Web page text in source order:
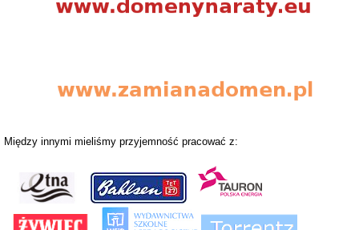
Między innymi mieliśmy przyjemność pracować z: